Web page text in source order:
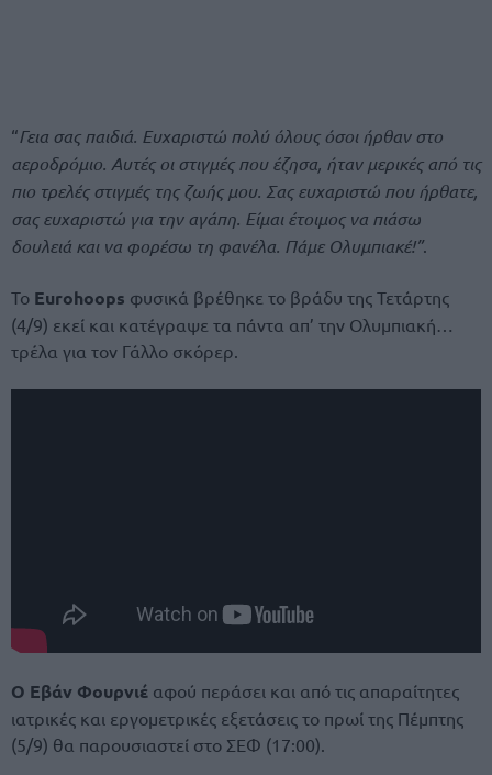
“Γεια σας παιδιά. Ευχαριστώ πολύ όλους όσοι ήρθαν στο
αεροδρόμιο. Αυτές οι στιγμές που έζησα, ήταν μερικές από τις
πιο τρελές στιγμές της ζωής μου. Σας ευχαριστώ που ήρθατε,
σας ευχαριστώ για την αγάπη. Είμαι έτοιμος να πιάσω
δουλειά και να φορέσω τη φανέλα. Πάμε Ολυμπιακέ!”.
Το Eurohoops φυσικά βρέθηκε το βράδυ της Τετάρτης
(4/9) εκεί και κατέγραψε τα πάντα απ’ την Ολυμπιακή…
τρέλα για τον Γάλλο σκόρερ.
Ο Εβάν Φουρνιέ αφού περάσει και από τις απαραίτητες
ιατρικές και εργομετρικές εξετάσεις το πρωί της Πέμπτης
(5/9) θα παρουσιαστεί στο ΣΕΦ (17:00).